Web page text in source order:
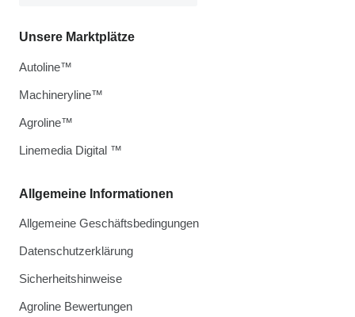
Allgemeine Informationen
Allgemeine Geschäftsbedingungen
Datenschutzerklärung
Sicherheitshinweise
Agroline Bewertungen
Unsere Marktplätze
Autoline™
Machineryline™
Agroline™
Linemedia Digital ™